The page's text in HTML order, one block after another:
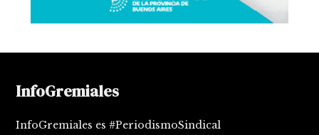
InfoGremiales
InfoGremiales es #PeriodismoSindical